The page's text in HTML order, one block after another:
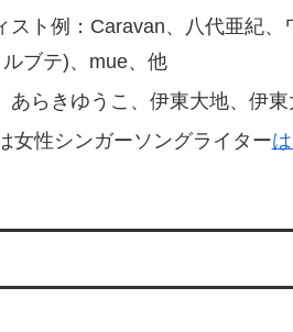
ト例：Caravan、八代亜紀、
ブテ)、mue、他
らきゆうこ、伊東大地、伊
女性シンガーソングライター